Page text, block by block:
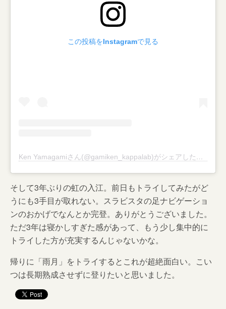
この投稿をInstagramで見る
Ken Yamagamiさん(@gamiken_kappalab)がシェアした投稿
そして3年ぶりの虹の入江。前日もトライしてみたがど
うにも3手目が取れない。スラビスタの足ナビゲーショ
ンのおかげでなんとか完登。ありがとうございました。
ただ3年は寝かしすぎた感があって、もう少し集中的に
トライした方が充実するんじゃないかな。
帰りに「雨月」をトライするとこれが超絶面白い。こい
つは長期熟成させずに登りたいと思いました。